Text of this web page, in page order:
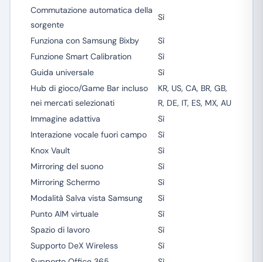
Commutazione automatica della
sorgente
Sì
Funziona con Samsung Bixby
Sì
Funzione Smart Calibration
Sì
Guida universale
Sì
Hub di gioco/Game Bar incluso
nei mercati selezionati
KR, US, CA, BR, GB,
R, DE, IT, ES, MX, AU
Immagine adattiva
Sì
Interazione vocale fuori campo
Sì
Knox Vault
Sì
Mirroring del suono
Sì
Mirroring Schermo
Sì
Modalità Salva vista Samsung
Sì
Punto AIM virtuale
Sì
Spazio di lavoro
Sì
Supporto DeX Wireless
Sì